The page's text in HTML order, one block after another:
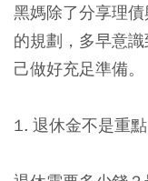
黑媽除了分享理
的規劃，多早意
己做好充足準備。
1. 退休金不是重